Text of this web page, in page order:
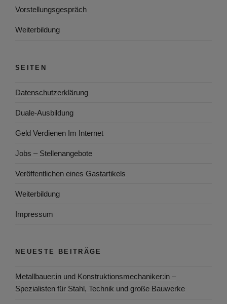
Vorstellungsgespräch
Weiterbildung
SEITEN
Datenschutzerklärung
Duale-Ausbildung
Geld Verdienen Im Internet
Jobs – Stellenangebote
Veröffentlichen eines Gastartikels
Weiterbildung
Impressum
NEUESTE BEITRÄGE
Metallbauer:in und Konstruktionsmechaniker:in –
Spezialisten für Stahl, Technik und große Bauwerke